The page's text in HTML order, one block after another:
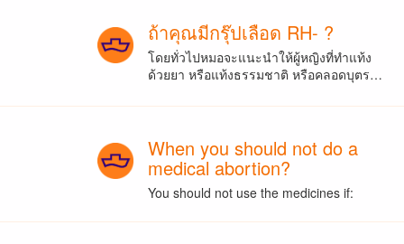
ถ้าคุณมีกรุ๊ปเลือด RH- ?
โดยทั่วไปหมอจะแนะนำให้ผู้หญิงที่ทำแท้ง
ด้วยยา หรือแท้งธรรมชาติ หรือคลอดบุตร…
When you should not do a
medical abortion?
You should not use the medicines if: